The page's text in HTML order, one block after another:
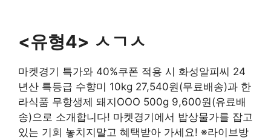
<유형4> ㅅㄱㅅ
마켓경기 특가와 40%쿠폰 적용 시 화성알피씨 24
년산 특등급 수향미 10kg 27,540원(무료배송)과 한
라식품 무항생제 돼지OOO 500g 9,600원(유료배
송)으로 소개합니다! 마켓경기에서 밥상물가를 잡고
있는 기회 놓치지말고 혜택받아 가세요! ※라이브방